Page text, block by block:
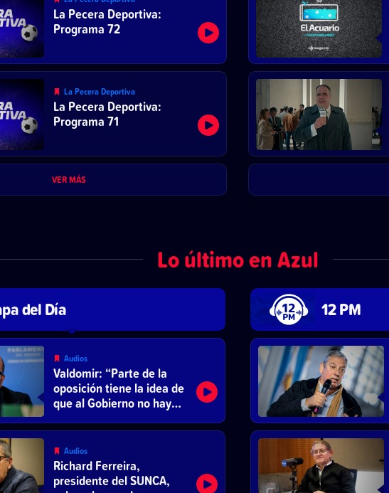
La Pecera Deportiva:
Programa 72
La Pecera Deportiva
La Pecera Deportiva:
Programa 71
VER MÁS
Lo último en Azul
del Día
Audios
Valdomir: “Parte de la
oposición tiene la idea de
que al Gobierno no hay
agua”
Audios
Richard Ferreira,
presidente del SUNCA,
12 PM